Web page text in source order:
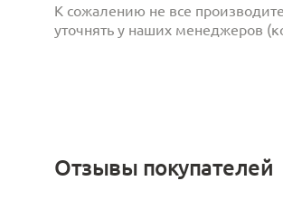
К сожалению не все
уточнять у наших менеджеров
Отзывы покупателей